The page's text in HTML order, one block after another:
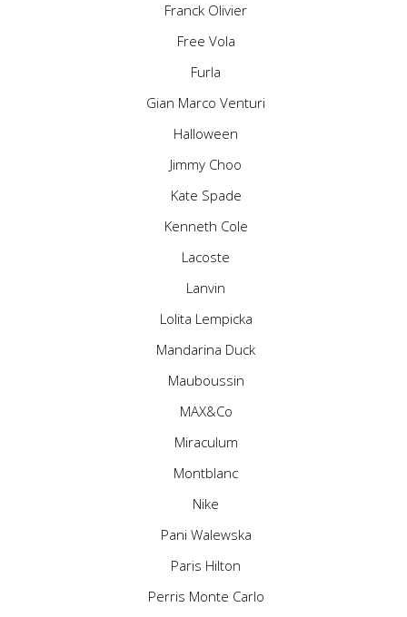
Franck Olivier
Free Vola
Furla
Gian Marco Venturi
Halloween
Jimmy Choo
Kate Spade
Kenneth Cole
Lacoste
Lanvin
Lolita Lempicka
Mandarina Duck
Mauboussin
MAX&Co
Miraculum
Montblanc
Nike
Pani Walewska
Paris Hilton
Perris Monte Carlo